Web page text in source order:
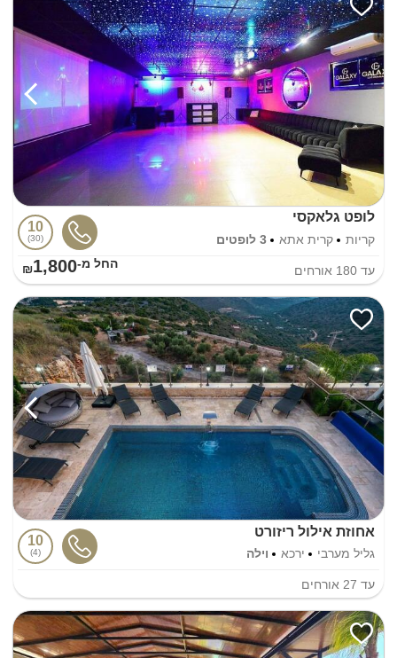
לופט גלאקסי
קריות קרית אתא 3 לופטים
10
30
עד 180 אורחים החל מ-₪1,800
אחוזת אילול ריזורט
גליל מערבי ירכא וילה
10
4
עד 27 אורחים